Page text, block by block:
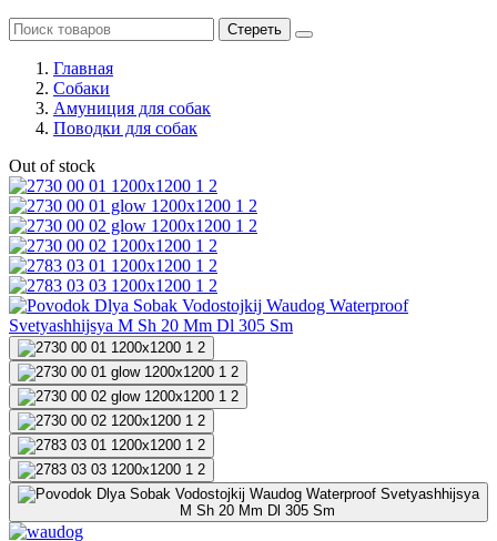
Стереть
Главная
Cобаки
Амуниция для собак
Поводки для собак
Out of stock